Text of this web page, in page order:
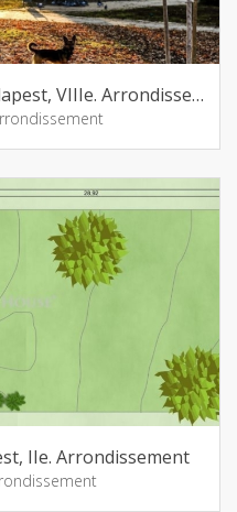
Appartement Á vendre, Budapest, VIIIe. Arrondissement
IIe. Arrondissement